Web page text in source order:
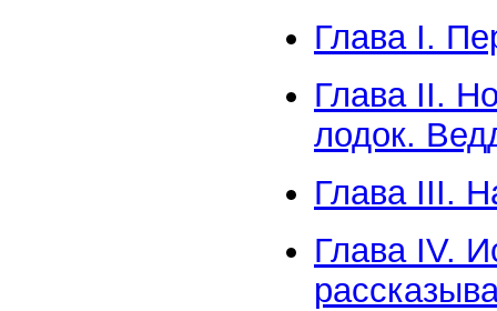
Глава I.
Глава II.
лодок.
Глава III.
Глава IV.